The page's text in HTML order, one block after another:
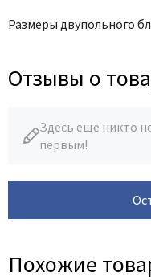
Размеры двупольного
Отзывы о
Здесь еще никто
первым!
Похожие